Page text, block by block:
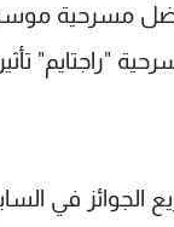
أفضل مسرحية
"راجتايم"
الجوائز في